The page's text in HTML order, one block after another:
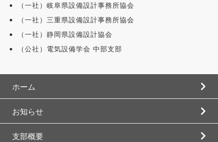
（一社）岐阜県設備設計事務所協会
（一社）三重県設備設計事務所協会
（一社）静岡県設備設計協会
（公社）電気設備学会 中部支部
ホーム
お知らせ
支部概要